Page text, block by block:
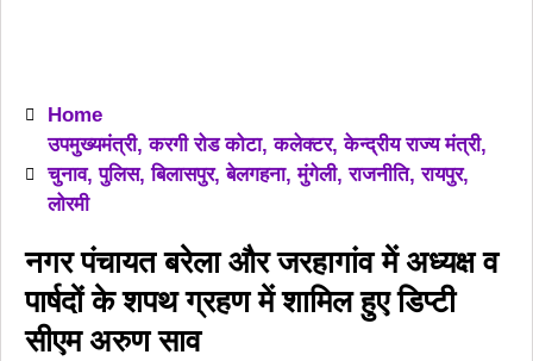
Home
उपमुख्यमंत्री,करगी रोड कोटा,कलेक्टर,केन्द्रीय राज्य मंत्री,
चुनाव,पुलिस,बिलासपुर,बेलगहना,मुंगेली,राजनीति,रायपुर,
लोरमी
नगर पंचायत बरेला और जरहागांव में अध्यक्ष व
पार्षदों के शपथ ग्रहण में शामिल हुए डिप्टी
सीएम अरुण साव